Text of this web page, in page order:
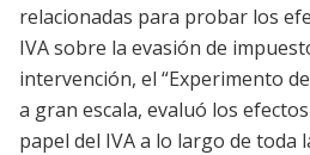
relacionadas para probar los
IVA sobre la evasión de
intervención, el “Experimento
a gran escala, evaluó los
papel del IVA a lo largo de toda